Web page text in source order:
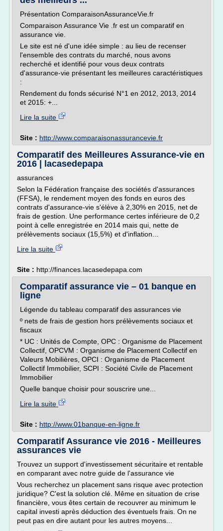
Présentation ComparaisonAssuranceVie.fr
Comparaison Assurance Vie .fr est un comparatif en
assurance vie.
Le site est né d'une idée simple : au lieu de recenser
l'ensemble des contrats du marché, nous avons
recherché et identifié pour vous deux contrats
d'assurance-vie présentant les meilleures caractéristiques
:
Rendement du fonds sécurisé N°1 en 2012, 2013, 2014
et 2015: +...
Lire la suite
Site : http://www.comparaisonassurancevie.fr
Comparatif des Meilleures Assurance-vie en
2016 | lacasedepapa
assurances
Selon la Fédération française des sociétés d'assurances
(FFSA), le rendement moyen des fonds en euros des
contrats d'assurance-vie s'élève à 2,30% en 2015, net de
frais de gestion. Une performance certes inférieure de 0,2
point à celle enregistrée en 2014 mais qui, nette de
prélèvements sociaux (15,5%) et d'inflation...
Lire la suite
Site : http://finances.lacasedepapa.com
Comparatif assurance vie – 01 banque en
ligne
Légende du tableau comparatif des assurances vie
º nets de frais de gestion hors prélèvements sociaux et
fiscaux
* UC : Unités de Compte, OPC : Organisme de Placement
Collectif, OPCVM : Organisme de Placement Collectif en
Valeurs Mobilières, OPCI : Organisme de Placement
Collectif Immobilier, SCPI : Société Civile de Placement
Immobilier
Quelle banque choisir pour souscrire une...
Lire la suite
Site : http://www.01banque-en-ligne.fr
Comparatif Assurance vie 2016 - Meilleures
assurances vie
Trouvez un support d'investissement sécuritaire et rentable
en comparant avec notre guide de l'assurance vie
Vous recherchez un placement sans risque avec protection
juridique? C'est la solution clé. Même en situation de crise
financière, vous êtes certain de recouvrer au minimum le
capital investi après déduction des éventuels frais. On ne
peut pas en dire autant pour les autres moyens...